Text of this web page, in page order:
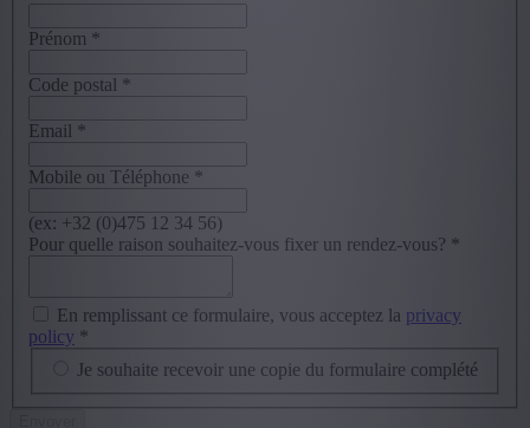
Prénom *
Code postal *
Email *
Mobile ou Téléphone *
(ex: +32 (0)475 12 34 56)
Pour quelle raison souhaitez-vous fixer un rendez-vous? *
En remplissant ce formulaire, vous acceptez la privacy
policy *
Je souhaite recevoir une copie du formulaire complété